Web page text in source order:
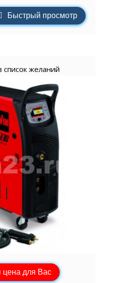
Быстрый просмотр
список желаний
цена для Вас